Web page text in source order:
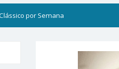
por Semana